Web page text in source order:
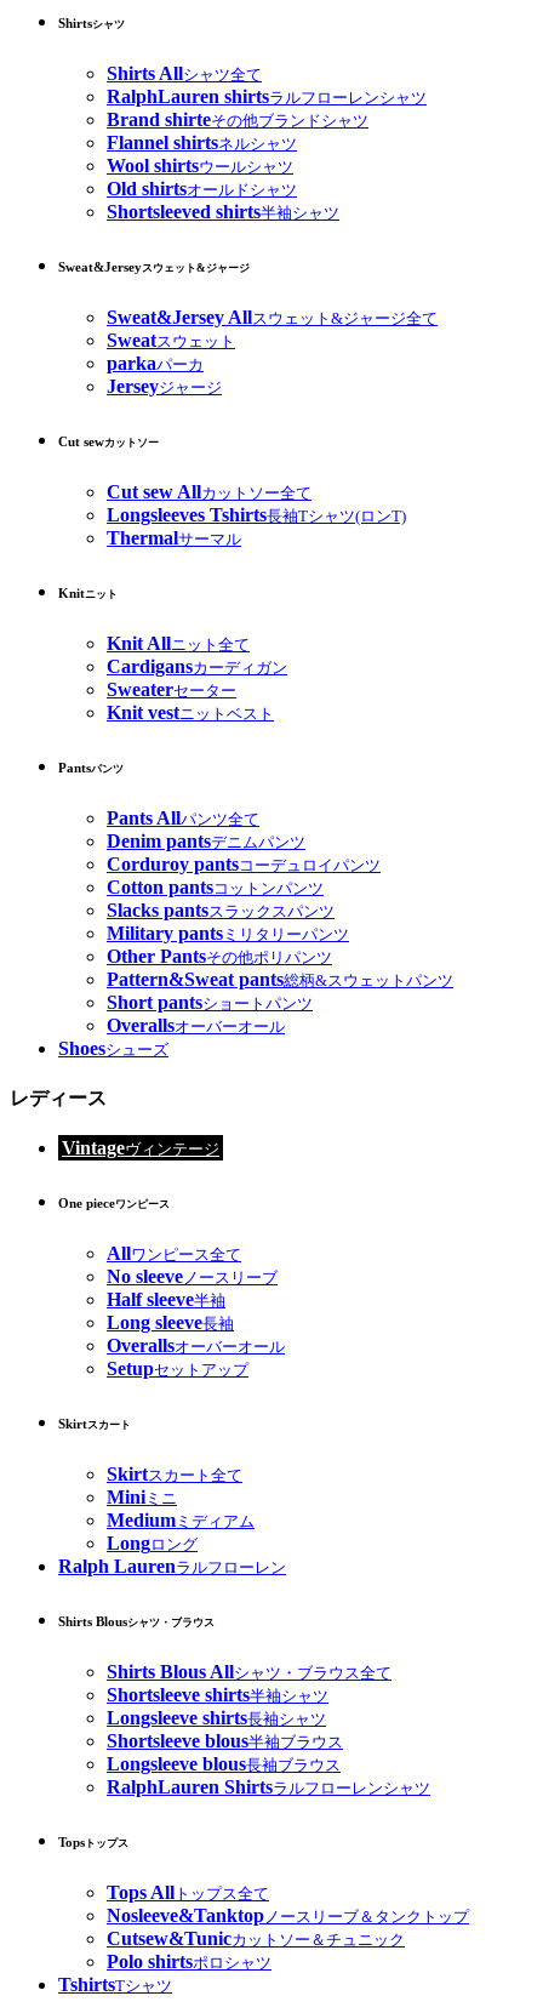
Shirtsシャツ
Shirts Allシャツ全て
RalphLauren shirtsラルフローレンシャツ
Brand shirteその他ブランドシャツ
Flannel shirtsネルシャツ
Wool shirtsウールシャツ
Old shirtsオールドシャツ
Shortsleeved shirts半袖シャツ
Sweat&Jerseyスウェット&ジャージ
Sweat&Jersey Allスウェット&ジャージ全て
Sweatスウェット
parkaパーカ
Jerseyジャージ
Cut sewカットソー
Cut sew Allカットソー全て
Longsleeves Tshirts長袖Tシャツ(ロンT)
Thermalサーマル
Knitニット
Knit Allニット全て
Cardigansカーディガン
Sweaterセーター
Knit vestニットベスト
Pantsパンツ
Pants Allパンツ全て
Denim pantsデニムパンツ
Corduroy pantsコーデュロイパンツ
Cotton pantsコットンパンツ
Slacks pantsスラックスパンツ
Military pants ミリタリーパンツ
Other Pantsその他ポリパンツ
Pattern&Sweat pants総柄&スウェットパンツ
Short pantsショートパンツ
Overallsオーバーオール
Shoesシューズ
レディース
Vintageヴィンテージ
One pieceワンピース
Allワンピース全て
No sleeveノースリーブ
Half sleeve半袖
Long sleeve長袖
Overallsオーバーオール
Setupセットアップ
Skirtスカート
Skirtスカート全て
Miniミニ
Medium ミディアム
Longロング
Ralph Laurenラルフローレン
Shirts Blousシャツ・ブラウス
Shirts Blous Allシャツ・ブラウス全て
Shortsleeve shirts半袖シャツ
Longsleeve shirts長袖シャツ
Shortsleeve blous半袖ブラウス
Longsleeve blous長袖ブラウス
RalphLauren Shirtsラルフローレンシャツ
Tops トップス
Tops All トップス全て
Nosleeve&Tanktop ノースリーブ＆タンクトップ
Cutsew&Tunicカットソー＆チュニック
Polo shirtsポロシャツ
TshirtsTシャツ